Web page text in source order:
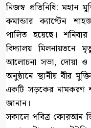
নিজস্ব প্রতিনিধি: মহান
কমান্ডার ক্যাপ্টেন
পালিত হয়েছে। শনিবার
বিদ্যালয় মিলনায়তনে
আলোচনা সভা, দোয়া
অনুষ্ঠানে স্থানীয় বীর
একটি সড়কের নামকরণ
জানান।
সকালে পবিত্র কোরআন